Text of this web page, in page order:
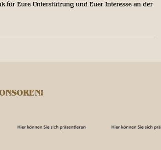
für Eure Unterstützung und Euer Interesse an der